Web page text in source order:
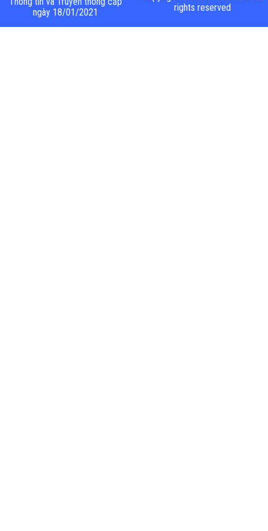
ngày 18/01/2021
rights reserved